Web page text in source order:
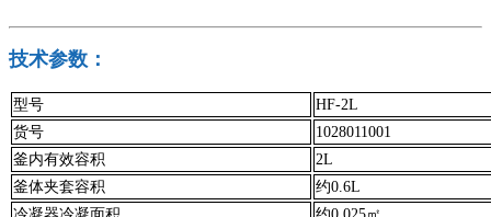
技术参数：
型号
HF-2L
货号
1028011001
釜内有效容积
2L
釜体夹套容积
约0.6L